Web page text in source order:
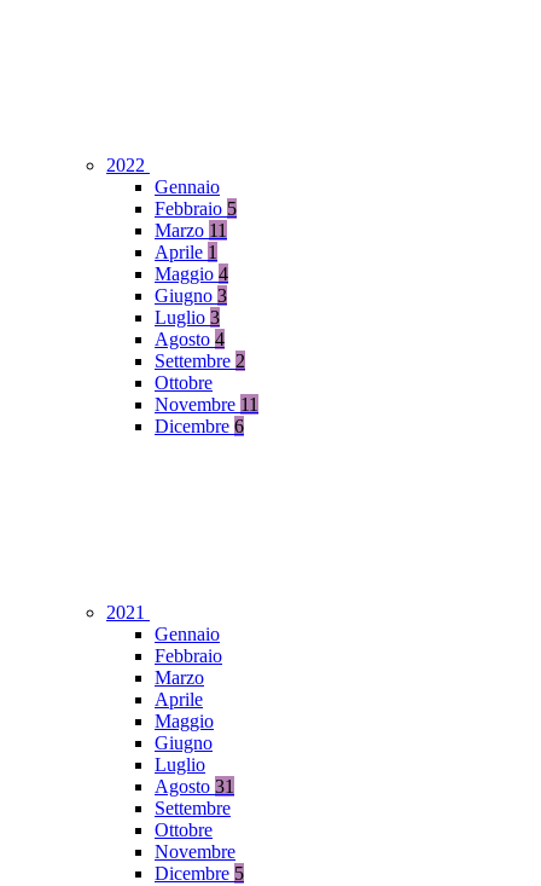
2022
Gennaio
Febbraio 5
Marzo 11
Aprile 1
Maggio 4
Giugno 3
Luglio 3
Agosto 4
Settembre 2
Ottobre
Novembre 11
Dicembre 6
2021
Gennaio
Febbraio
Marzo
Aprile
Maggio
Giugno
Luglio
Agosto 31
Settembre
Ottobre
Novembre
Dicembre 5